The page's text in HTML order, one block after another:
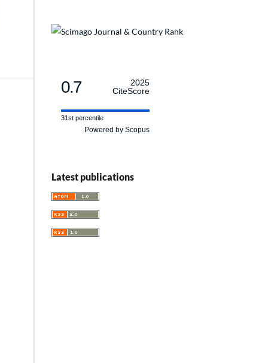
0.7
2025
CiteScore
31st percentile
Powered by Scopus
Latest publications